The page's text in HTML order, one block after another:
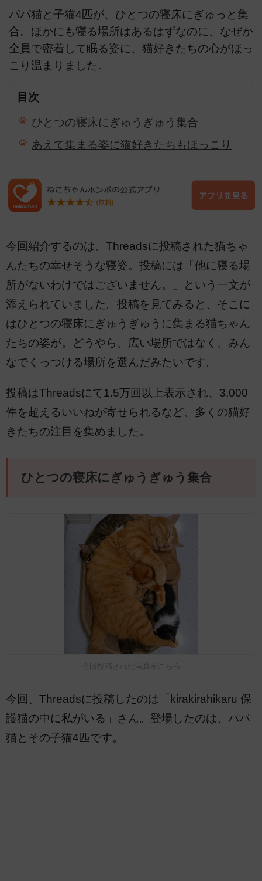
パパ猫と子猫4匹が、ひとつの寝床にぎゅっと集
合。ほかにも寝る場所はあるはずなのに、なぜか
全員で密着して眠る姿に、猫好きたちの心がほっ
こり温まりました。
目次
ひとつの寝床にぎゅうぎゅう集合
あえて集まる姿に猫好きたちもほっこり
今回紹介するのは、Threadsに投稿された猫ちゃ
んたちの幸せそうな寝姿。投稿には「他に寝る場
所がないわけではございません。」という一文が
添えられていました。投稿を見てみると、そこに
はひとつの寝床にぎゅうぎゅうに集まる猫ちゃん
たちの姿が。どうやら、広い場所ではなく、みん
なでくっつける場所を選んだみたいです。
投稿はThreadsにて1.5万回以上表示され、3,000
件を超えるいいねが寄せられるなど、多くの猫好
きたちの注目を集めました。
ひとつの寝床にぎゅうぎゅう集合
今回投稿された写真がこちら
今回、Threadsに投稿したのは「kirakirahikaru 保
護猫の中に私がいる」さん。登場したのは、パパ
猫とその子猫4匹です。